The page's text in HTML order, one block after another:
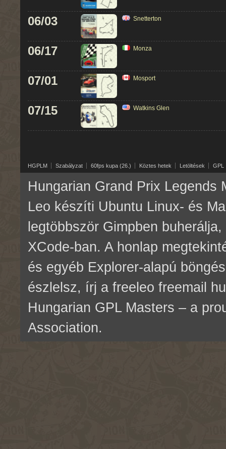
06/03 Snetterton
06/17 Monza
07/01 Mosport
07/15 Watkins Glen
HGPLM Szabályzat 60fps kupa (26.) Köztes hetek Letöltések GPL
Hungarian Grand Prix Legends
Leo készíti Ubuntu Linux- és
legtöbbször Gimpben
XCode-ban. A honlap
és egyéb Explorer-alapú
észlelsz, írj a freeleo freemail
Hungarian GPL Masters – a
Association.